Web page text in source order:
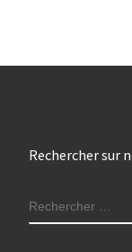
Rechercher sur
RECHERCHER